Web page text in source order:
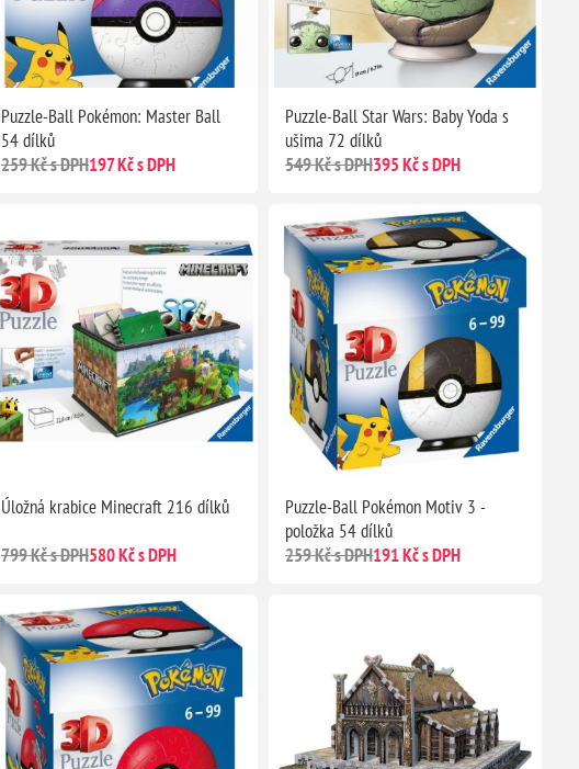
Puzzle-Ball Pokémon: Master Ball
54 dílků
259 Kč s DPH197 Kč s DPH
Puzzle-Ball Star Wars: Baby Yoda s
ušima 72 dílků
549 Kč s DPH395 Kč s DPH
Úložná krabice Minecraft 216 dílků
799 Kč s DPH580 Kč s DPH
Puzzle-Ball Pokémon Motiv 3 -
položka 54 dílků
259 Kč s DPH191 Kč s DPH